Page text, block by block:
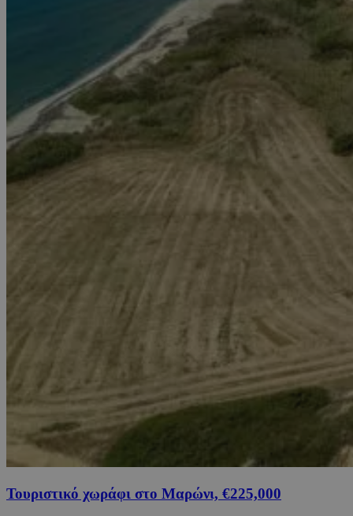
Τουριστικό χωράφι στο Μαρώνι, €225,000